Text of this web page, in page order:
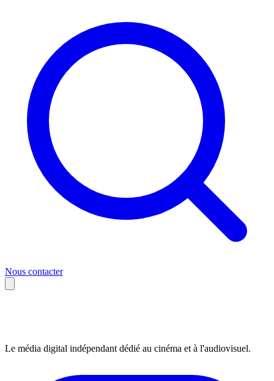
Nous contacter
Le média digital indépendant dédié au cinéma et à l'audiovisuel.